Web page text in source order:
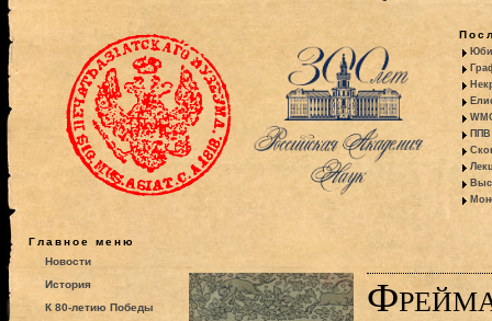
ППВ
Главное меню
Новости
История
К 80-летию Победы